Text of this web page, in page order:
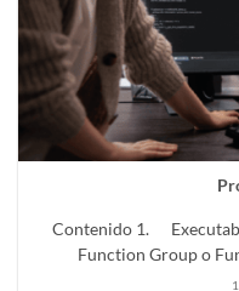
Contenido 1.
Function Group o